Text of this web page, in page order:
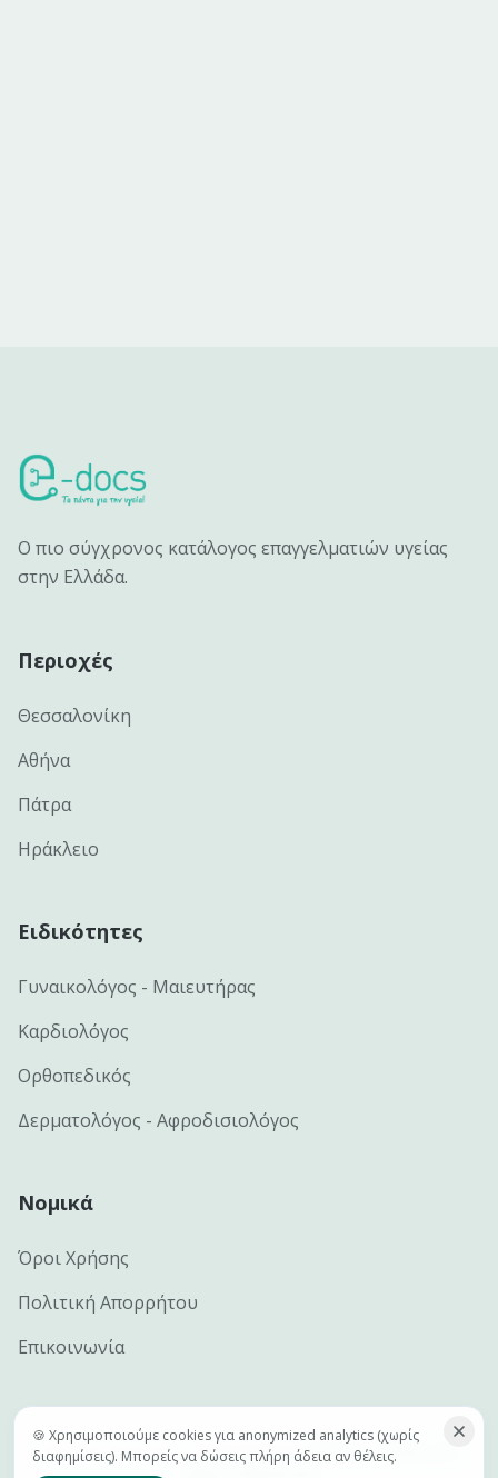
Ο πιο σύγχρονος κατάλογος επαγγελματιών υγείας
στην Ελλάδα.
Περιοχές
Θεσσαλονίκη
Αθήνα
Πάτρα
Ηράκλειο
Ειδικότητες
Γυναικολόγος - Μαιευτήρας
Καρδιολόγος
Ορθοπεδικός
Δερματολόγος - Αφροδισιολόγος
Νομικά
Όροι Χρήσης
Πολιτική Απορρήτου
Επικοινωνία
©2026e-docs.gr — Handcrafted by Netclick · Advanced
🍪 Χρησιμοποιούμε cookies για anonymized analytics (χωρίς
διαφημίσεις). Μπορείς να δώσεις πλήρη άδεια αν θέλεις.